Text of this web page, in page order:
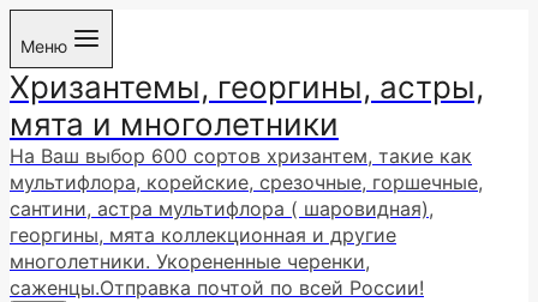
Перейти
содержимому
Меню
Хризантемы, георгины, астры,
мята и многолетники
На Ваш выбор 600 сортов хризантем, такие как
мультифлора, корейские, срезочные, горшечные,
сантини, астра мультифлора ( шаровидная),
георгины, мята коллекционная и другие
многолетники. Укорененные черенки,
саженцы.Отправка почтой по всей России!